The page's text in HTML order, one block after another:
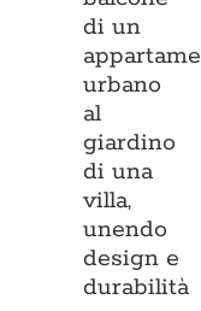
di un
urbano
al
giardino
di una
villa,
unendo
design e
durabilità